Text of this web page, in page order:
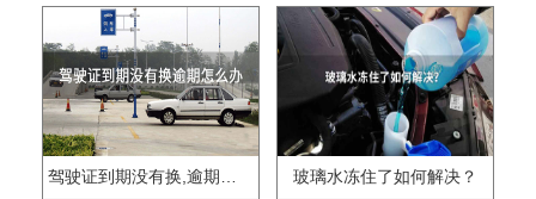
驾驶证到期没有换,逾期怎么办?? 玻璃水冻住了如何解决？